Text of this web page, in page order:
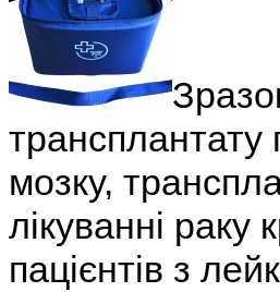
трансплантату
мозку,
лікуванні
пацієнтів з